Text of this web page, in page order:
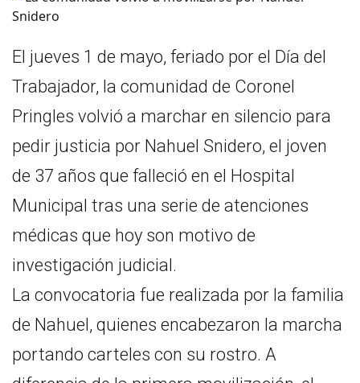
El jueves 1 de mayo, feriado por el Día del
Trabajador, la comunidad de Coronel
Pringles volvió a marchar en silencio para
pedir justicia por Nahuel Snidero, el joven
de 37 años que falleció en el Hospital
Municipal tras una serie de atenciones
médicas que hoy son motivo de
investigación judicial.
La convocatoria fue realizada por la familia
de Nahuel, quienes encabezaron la marcha
portando carteles con su rostro. A